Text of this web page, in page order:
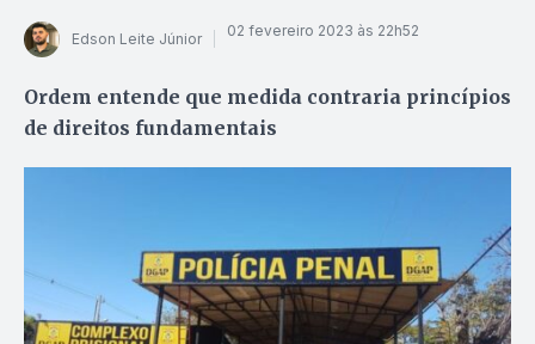
Edson Leite Júnior 02 fevereiro 2023 às 22h52
Ordem entende que medida contraria princípios
de direitos fundamentais